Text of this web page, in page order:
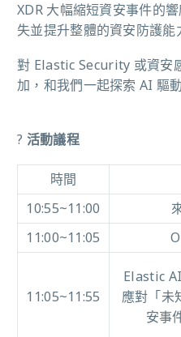
XDR 大幅縮短資安事件的
失並提升整體的資安防護能
對 Elastic Security 或資安
加，和我們一起探索 AI 驅
? 活動議程
時間
10:55~11:00
11:00~11:05
11:05~11:55
Elastic
應對「未
安事